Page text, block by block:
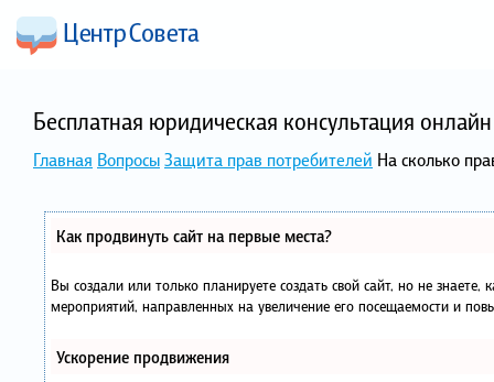
Бесплатная юридическая консультация
Главная ВопросыЗащита прав потребителей На сколько
Как продвинуть сайт на первые места?
Вы создали или только планируете создать свой сайт, но не
мероприятий, направленных на увеличение его посещаемости и
Ускорение продвижения